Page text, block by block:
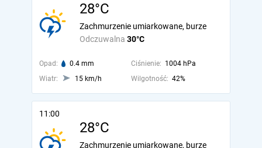
28°C
Odczuwalna 30°C
Zachmurzenie umiarkowane, burze
Opad: 0.4 mm Ciśnienie: 1004 hPa
Wiatr:
15 km/h Wilgotność: 42%
11:00
28°C
Zachmurzenie umiarkowane, burze